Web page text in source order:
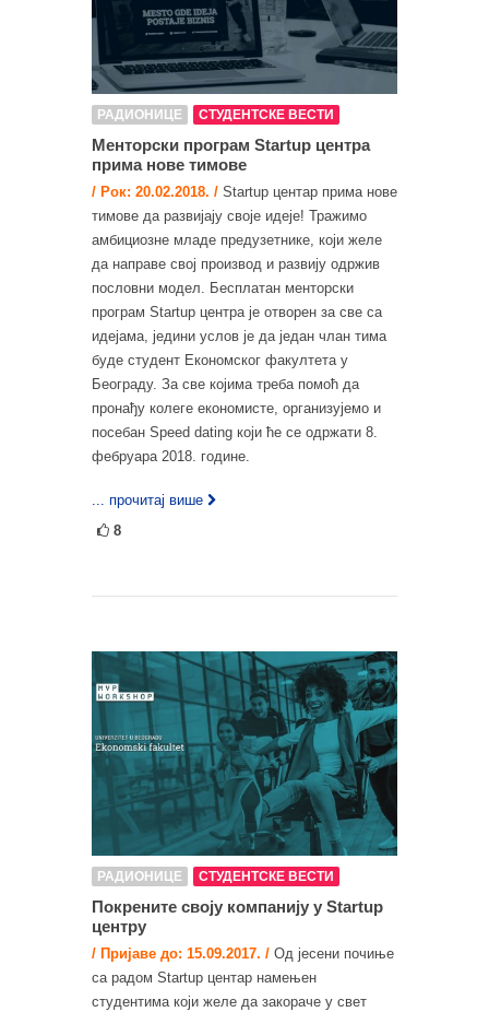
РАДИОНИЦЕ СТУДЕНТСКЕ ВЕСТИ
Менторски програм Startup центра
прима нове тимове
/ Рок: 20.02.2018. / Startup центар прима нове
тимове да развијају своје идеје! Тражимо
амбициозне младе предузетнике, који желе
да направе свој производ и развију одржив
пословни модел. Бесплатан менторски
програм Startup центра је отворен за све са
идејама, једини услов је да један члан тима
буде студент Економског факултета у
Београду. За све којима треба помоћ да
пронађу колеге економисте, организујемо и
посебан Speed dating који ће се одржати 8.
фебруара 2018. године.
... прочитај више
8
РАДИОНИЦЕ СТУДЕНТСКЕ ВЕСТИ
Покрените своју компанију у Startup
центру
/ Пријаве до: 15.09.2017. / Од јесени почиње
са радом Startup центар намењен
студентима који желе да закораче у свет